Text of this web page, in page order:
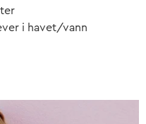
i havet/vann